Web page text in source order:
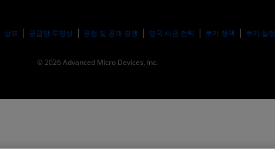
상표 공급망 투명성 공정 및 공개 경쟁 영국 세금 전략 쿠키 정책 쿠키 설정
© 2026 Advanced Micro Devices, Inc.